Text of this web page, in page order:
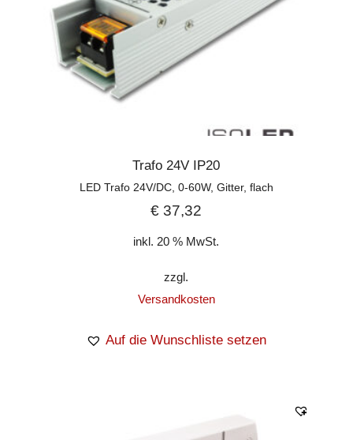
Trafo 24V IP20
LED Trafo 24V/DC, 0-60W, Gitter, flach
€ 37,32
inkl. 20 % MwSt.
zzgl.
Versandkosten
Auf die Wunschliste setzen